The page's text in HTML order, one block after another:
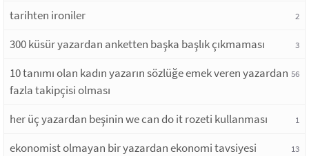
tarihten ironiler 2
300 küsür yazardan anketten başka başlık çıkmaması 3
10 tanımı olan kadın yazarın sözlüğe emek veren yazardan
fazla takipçisi olması
56
her üç yazardan beşinin we can do it rozeti kullanması 1
ekonomist olmayan bir yazardan ekonomi tavsiyesi 13